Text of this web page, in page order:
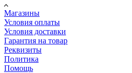
Магазины
Условия оплаты
Условия доставки
Гарантия на товар
Реквизиты
Политика
Помощь